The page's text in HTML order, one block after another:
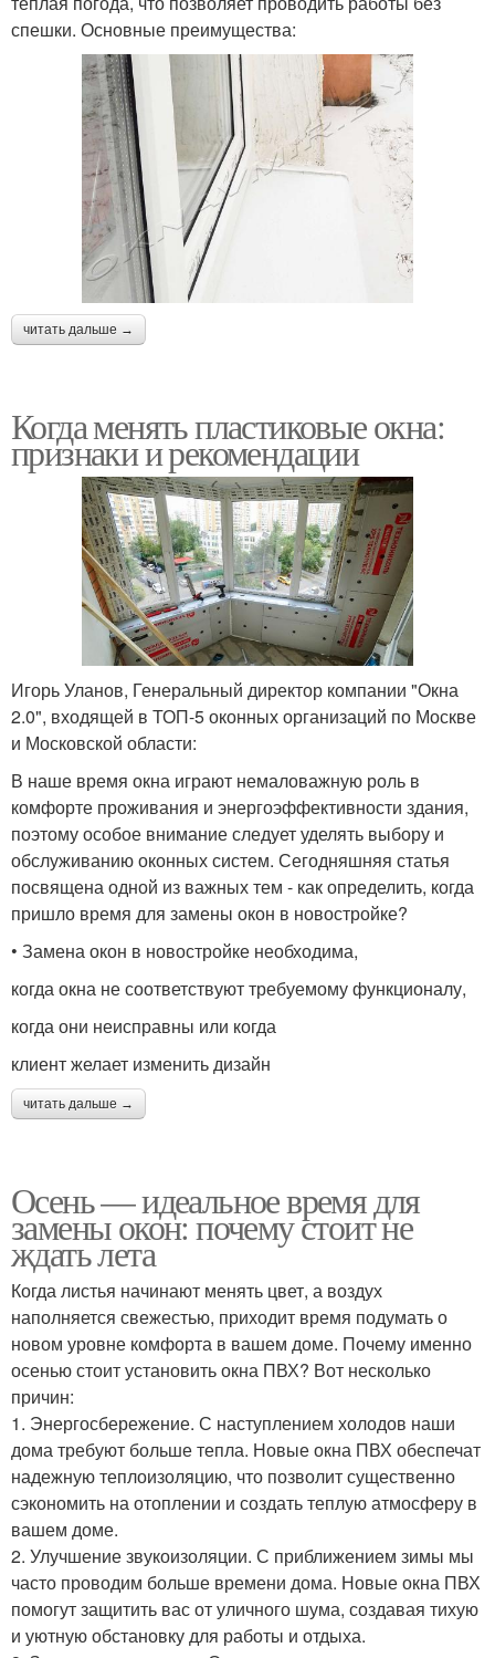
спешки. Основные преимущества:
читать дальше →
Когда менять пластиковые окна:
признаки и рекомендации
Игорь Уланов, Генеральный директор компании "Окна
2.0", входящей в ТОП-5 оконных организаций по Москве
и Московской области:
В наше время окна играют немаловажную роль в
комфорте проживания и энергоэффективности здания,
поэтому особое внимание следует уделять выбору и
обслуживанию оконных систем. Сегодняшняя статья
посвящена одной из важных тем - как определить, когда
пришло время для замены окон в новостройке?
• Замена окон в новостройке необходима,
когда окна не соответствуют требуемому функционалу,
когда они неисправны или когда
клиент желает изменить дизайн
читать дальше →
Осень — идеальное время для
замены окон: почему стоит не
ждать лета
Когда листья начинают менять цвет, а воздух
наполняется свежестью, приходит время подумать о
новом уровне комфорта в вашем доме. Почему именно
осенью стоит установить окна ПВХ? Вот несколько
причин:
1. Энергосбережение. С наступлением холодов наши
дома требуют больше тепла. Новые окна ПВХ обеспечат
надежную теплоизоляцию, что позволит существенно
сэкономить на отоплении и создать теплую атмосферу в
вашем доме.
2. Улучшение звукоизоляции. С приближением зимы мы
часто проводим больше времени дома. Новые окна ПВХ
помогут защитить вас от уличного шума, создавая тихую
и уютную обстановку для работы и отдыха.